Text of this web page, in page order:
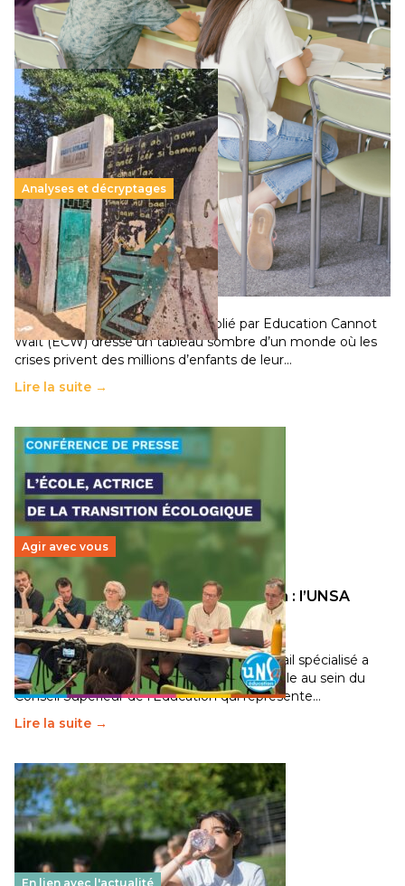
Lire la suite →
Analyses et décryptages
258 millions d’enfants victimes de la guerre, des
chocs climatiques et des déplacements de
population
11 juillet 2026- National
Un nouveau rapport mondial publié par Education Cannot
Wait (ECW) dresse un tableau sombre d’un monde où les
crises privent des millions d’enfants de leur…
Lire la suite →
Agir avec vous
Transition écologique de l’éducation : l’UNSA
Éducation fait bouger les lignes
30 juin 2026-National
Pendant plusieurs mois, un groupe de travail spécialisé a
travaillé sur la transition écologique de l’Ecole au sein du
Conseil Supérieur de l’Éducation qui représente…
Lire la suite →
En lien avec l'actualité